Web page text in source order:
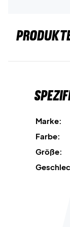
Marke:
Farbe:
Größe: